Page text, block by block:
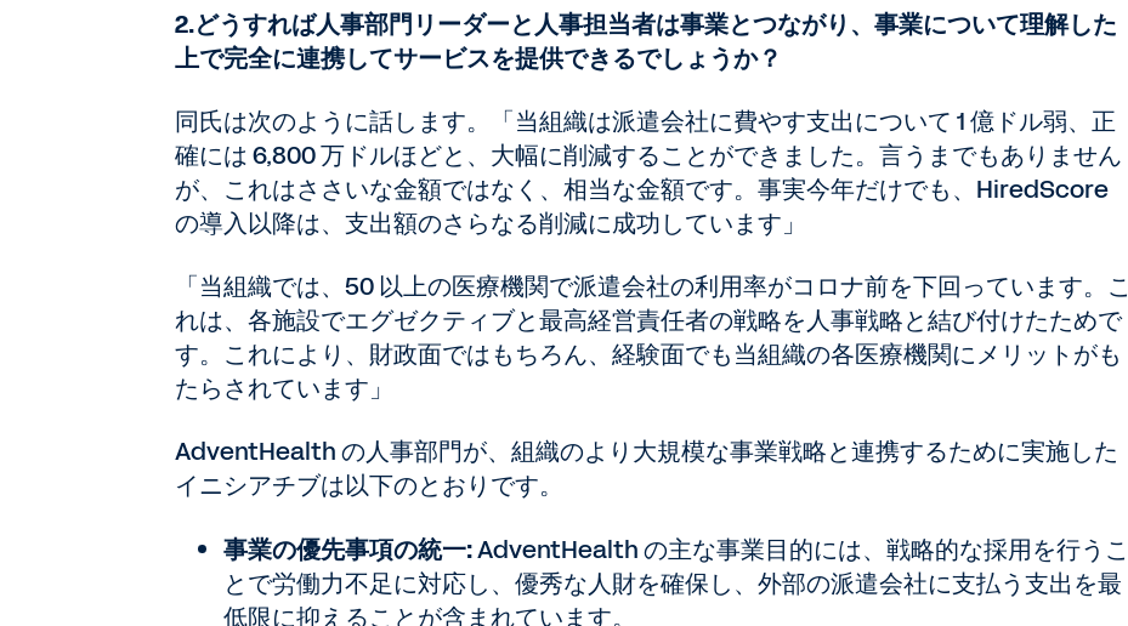
2.どうすれば人事部門リーダーと人事担当者は事業とつながり、事業について理解した
上で完全に連携してサービスを提供できるでしょうか？
同氏は次のように話します。「当組織は派遣会社に費やす支出について 1 億ドル弱、正
確には 6,800 万ドルほどと、大幅に削減することができました。言うまでもありません
が、これはささいな金額ではなく、相当な金額です。事実今年だけでも、HiredScore
の導入以降は、支出額のさらなる削減に成功しています」
「当組織では、50 以上の医療機関で派遣会社の利用率がコロナ前を下回っています。こ
れは、各施設でエグゼクティブと最高経営責任者の戦略を人事戦略と結び付けたためで
す。これにより、財政面ではもちろん、経験面でも当組織の各医療機関にメリットがも
たらされています」
AdventHealth の人事部門が、組織のより大規模な事業戦略と連携するために実施した
イニシアチブは以下のとおりです。
事業の優先事項の統一:AdventHealth の主な事業目的には、戦略的な採用を行うこ
とで労働力不足に対応し、優秀な人財を確保し、外部の派遣会社に支払う支出を最
低限に抑えることが含まれています。